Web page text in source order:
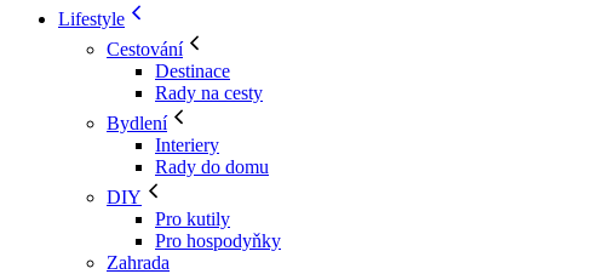
Lifestyle
Cestování
Destinace
Rady na cesty
Bydlení
Interiery
Rady do domu
DIY
Pro kutily
Pro hospodyňky
Zahrada